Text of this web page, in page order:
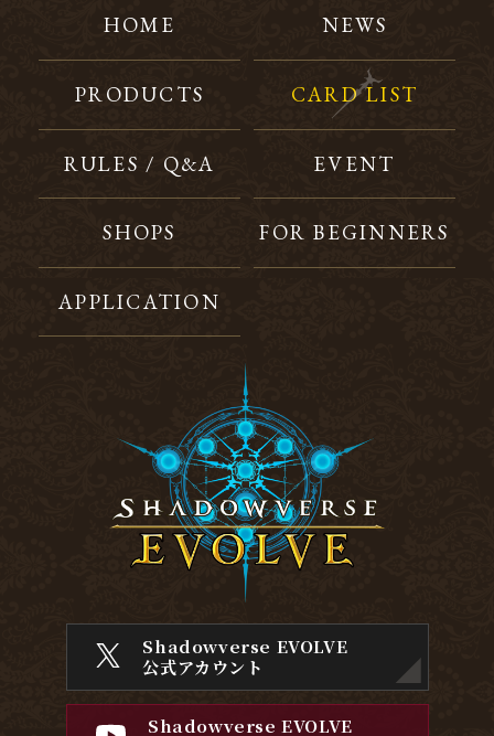
HOME NEWS
PRODUCTS CARD LIST
RULES / Q&A EVENT
SHOPS FOR BEGINNERS
APPLICATION
Shadowverse EVOLVE
公式アカウント
Shadowverse EVOLVE